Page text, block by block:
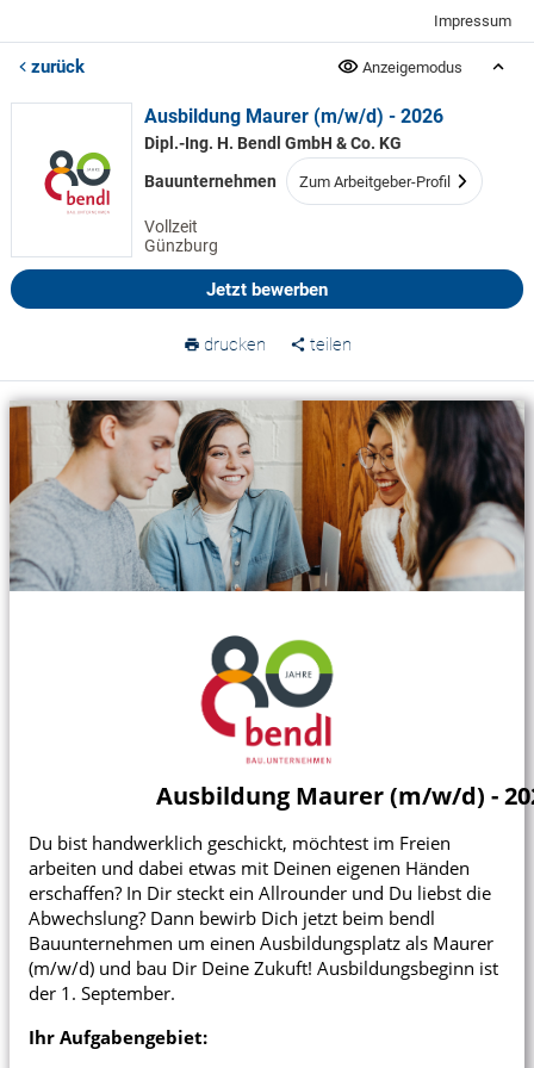
Impressum
zurück Anzeigemodus
Ausbildung Maurer (m/w/d) - 2026
Dipl.-Ing. H. Bendl GmbH & Co. KG
Bauunternehmen
Zum Arbeitgeber-Profil
Vollzeit
Günzburg
Jetzt bewerben
drucken teilen